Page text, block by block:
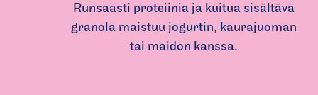
Runsaasti proteiinia ja kuitua sisältävä
granola maistuu jogurtin, kaurajuoman
tai maidon kanssa.